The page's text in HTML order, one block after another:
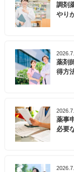
調剤
やり
薬剤
得方
薬事
必要